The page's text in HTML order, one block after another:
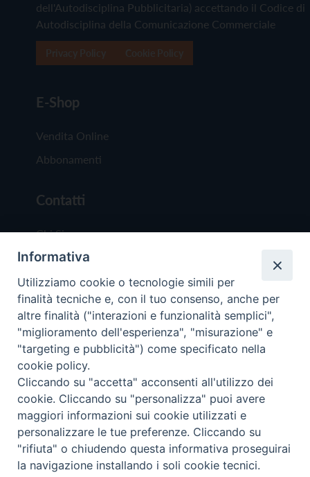
dell'Autodisciplina Pubblicitaria) accettando il Codice di
Autodisciplina della Comunicazione Commerciale
E-Shop
Vendita Online
Abbonamenti
Contatti
Chi Siamo
Redazione
Scrivici
Copyright © 2019 - Tutti i diritti riservati - Vita
Trentina Editrice
Privacy Policy
Torna
Informativa
Utilizziamo cookie o tecnologie simili per
finalità tecniche e, con il tuo consenso, anche per
altre finalità ("interazioni e funzionalità semplici",
"miglioramento dell'esperienza", "misurazione" e
"targeting e pubblicità") come specificato nella
cookie policy.
Cliccando su "accetta" acconsenti all'utilizzo dei
cookie. Cliccando su "personalizza" puoi avere
maggiori informazioni sui cookie utilizzati e
personalizzare le tue preferenze. Cliccando su
"rifiuta" o chiudendo questa informativa proseguirai
la navigazione installando i soli cookie tecnici.